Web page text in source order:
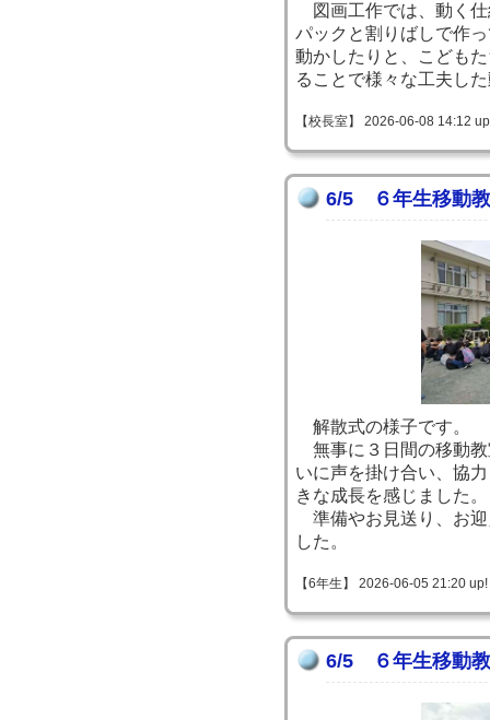
図画工作では、動く仕
パックと割りばしで作
動かしたりと、こども
ることで様々な工夫し
【校長室】 2026-06-08 14:12
6/5 ６年生移動
解散式の様子です。
無事に３日間の移動教
いに声を掛け合い、協
きな成長を感じました。
準備やお見送り、お迎
した。
【6年生】 2026-06-05 21:20 up!
6/5 ６年生移動